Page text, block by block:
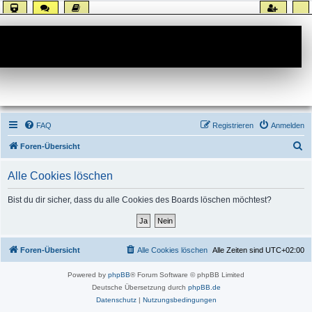
FAQ Anmelden
Registrieren
Foren-Übersicht
Alle Cookies löschen
Bist du dir sicher, dass du alle Cookies des Boards löschen möchtest?
Foren-Übersicht Alle Zeiten sind UTC+02:00
Alle Cookies löschen
Powered by phpBB® Forum Software © phpBB Limited
Deutsche Übersetzung durch phpBB.de
Datenschutz| Nutzungsbedingungen